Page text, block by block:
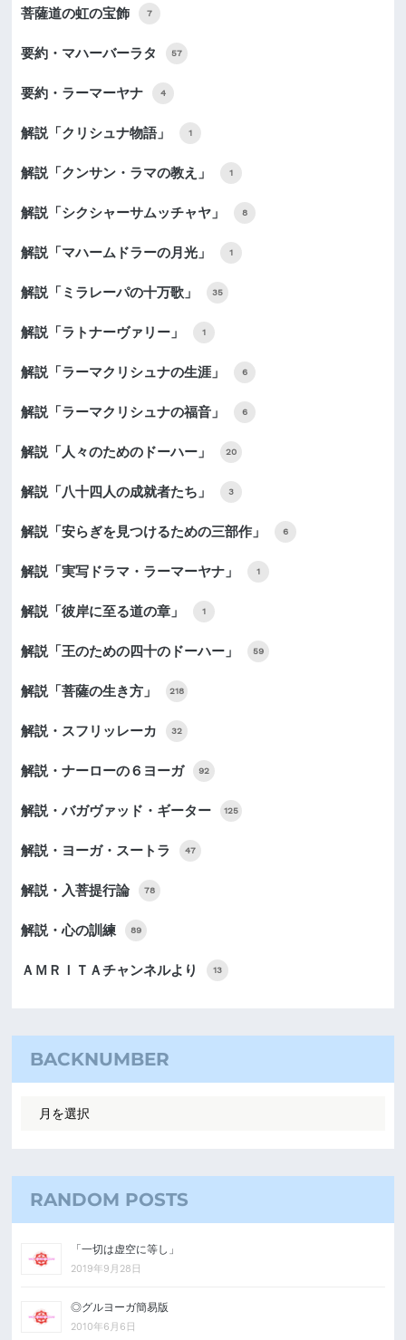
菩薩道の虹の宝飾 7
要約・マハーバーラタ 57
要約・ラーマーヤナ 4
解説「クリシュナ物語」 1
解説「クンサン・ラマの教え」 1
解説「シクシャーサムッチャヤ」 8
解説「マハームドラーの月光」 1
解説「ミラレーパの十万歌」 35
解説「ラトナーヴァリー」 1
解説「ラーマクリシュナの生涯」 6
解説「ラーマクリシュナの福音」 6
解説「人々のためのドーハー」 20
解説「八十四人の成就者たち」 3
解説「安らぎを見つけるための三部作」 6
解説「実写ドラマ・ラーマーヤナ」 1
解説「彼岸に至る道の章」 1
解説「王のための四十のドーハー」 59
解説「菩薩の生き方」 218
解説・スフリッレーカ 32
解説・ナーローの６ヨーガ 92
解説・バガヴァッド・ギーター 125
解説・ヨーガ・スートラ 47
解説・入菩提行論 78
解説・心の訓練 89
ＡＭＲＩＴＡチャンネルより 13
BACKNUMBER
RANDOM POSTS
「一切は虚空に等し」
2019年9月28日
◎グルヨーガ簡易版
2010年6月6日